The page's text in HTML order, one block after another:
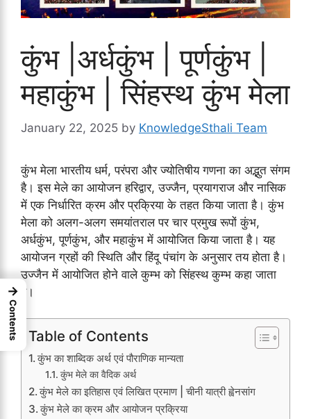
कुंभ |अर्धकुंभ | पूर्णकुंभ |
महाकुंभ | सिंहस्थ कुंभ मेला
January 22, 2025 by KnowledgeSthali Team
कुंभ मेला भारतीय धर्म, परंपरा और ज्योतिषीय गणना का अद्भुत संगम
है। इस मेले का आयोजन हरिद्वार, उज्जैन, प्रयागराज और नासिक
में एक निर्धारित क्रम और प्रक्रिया के तहत किया जाता है। कुंभ
मेला को अलग-अलग समयांतराल पर चार प्रमुख रूपों कुंभ,
अर्धकुंभ, पूर्णकुंभ, और महाकुंभ में आयोजित किया जाता है। यह
आयोजन ग्रहों की स्थिति और हिंदू पंचांग के अनुसार तय होता है।
उज्जैन में आयोजित होने वाले कुम्भ को सिंहस्थ कुम्भ कहा जाता
है।
Table of Contents
कुंभ का शाब्दिक अर्थ एवं पौराणिक मान्यता
कुंभ मेले का वैदिक अर्थ
कुंभ मेले का इतिहास एवं लिखित प्रमाण | चीनी यात्री ह्वेनसांग
कुंभ मेले का क्रम और आयोजन प्रक्रिया
→
Contents